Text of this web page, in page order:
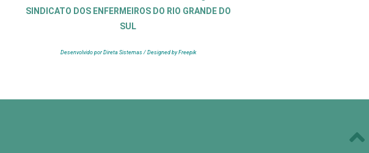
SINDICATO DOS ENFERMEIROS DO RIO GRANDE DO
SUL
Desenvolvido por Direta Sistemas / Designed by Freepik